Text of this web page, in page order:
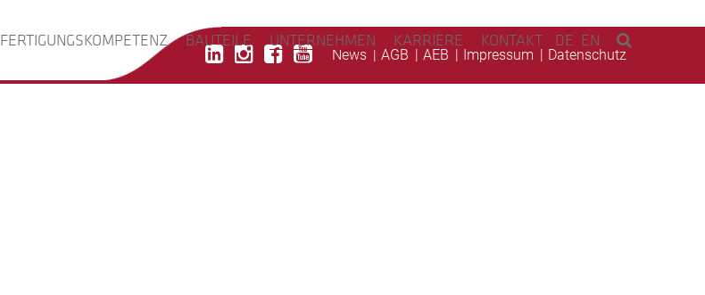
FERTIGUNGSKOMPETENZ BAUTEILE UNTERNEHMEN KARRIERE KONTAKT DE EN
News AGB AEB Impressum Datenschutz